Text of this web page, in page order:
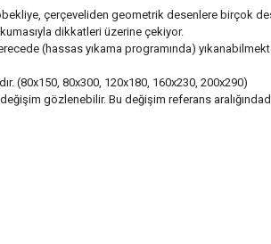
çerçeveliden geometrik desenlere birçok
dikkatleri üzerine çekiyor.
(hassas yıkama programında)
(80x150, 80x300, 120x180, 160x230, 200x290)
gözlenebilir. Bu değişim referans